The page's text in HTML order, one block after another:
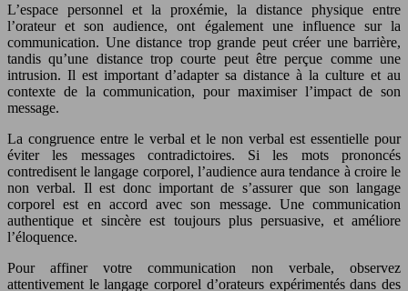
L’espace personnel et la proxémie, la distance physique entre
l’orateur et son audience, ont également une influence sur la
communication. Une distance trop grande peut créer une barrière,
tandis qu’une distance trop courte peut être perçue comme une
intrusion. Il est important d’adapter sa distance à la culture et au
contexte de la communication, pour maximiser l’impact de son
message.
La congruence entre le verbal et le non verbal est essentielle pour
éviter les messages contradictoires. Si les mots prononcés
contredisent le langage corporel, l’audience aura tendance à croire le
non verbal. Il est donc important de s’assurer que son langage
corporel est en accord avec son message. Une communication
authentique et sincère est toujours plus persuasive, et améliore
l’éloquence.
Pour affiner votre communication non verbale, observez
attentivement le langage corporel d’orateurs expérimentés dans des